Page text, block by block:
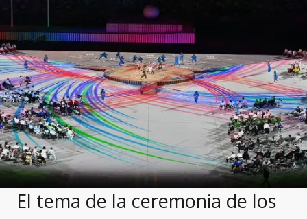
El tema de la ceremonia de los